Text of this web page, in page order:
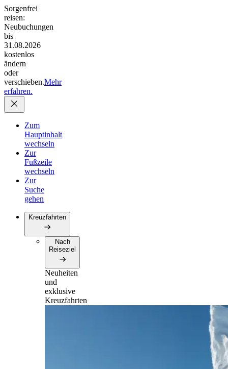
Sorgenfrei
reisen:
Neubuchungen
bis
31.08.2026
kostenlos
ändern
oder
verschieben.Mehr
erfahren.
Zum
Hauptinhalt
wechseln
Zur
Fußzeile
wechseln
Zur
Suche
gehen
Kreuzfahrten
Nach
Reiseziel
Neuheiten
und
exklusive
Kreuzfahrten